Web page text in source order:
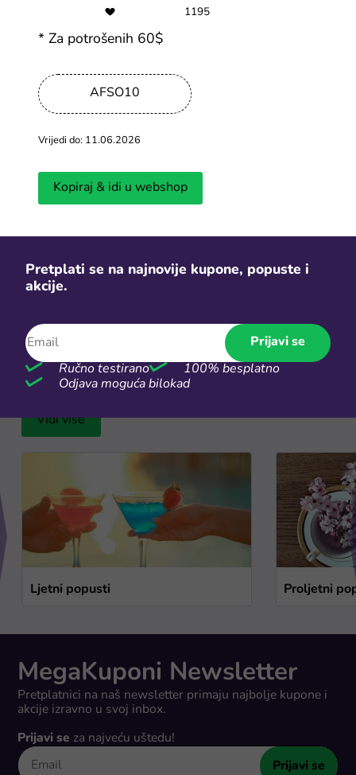
Svi Puella kuponi
Vidi više
Stiže li nova poštanska naknada na
pakete van EU?
Objavljeno 04.07.2026
Carinske
Objavljeno
Sezonske rasprodaje
Vidi više
Ljetni popusti Proljetni
MegaKuponi Newsletter
Pretplatnici na naš newsletter primaju najbolje kupone i
akcije izravno u svoj inbox.
Prijavi se za najveću uštedu!
Prijavi se
1195
* Za potrošenih 60$
AFSO10
Vrijedi do: 11.06.2026
Kopiraj & idi u webshop
Pretplati se na najnovije kupone, popuste i
akcije.
Prijavi se
Ručno testirano
100% besplatno
Odjava moguća bilokad